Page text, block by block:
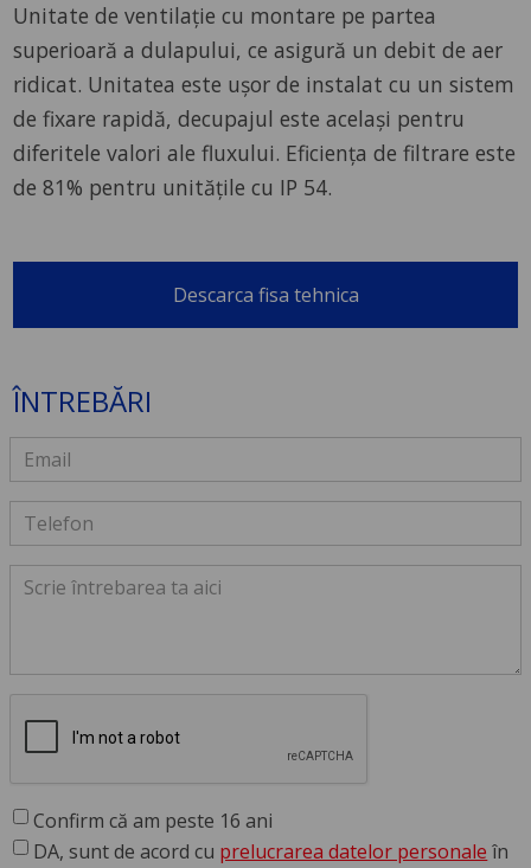
Unitate de ventilaţie cu montare pe partea
superioară a dulapului, ce asigură un debit de aer
ridicat. Unitatea este uşor de instalat cu un sistem
de fixare rapidă, decupajul este acelaşi pentru
diferitele valori ale fluxului. Eficiența de filtrare este
de 81% pentru unitățile cu IP 54.
Descarca fisa tehnica
ÎNTREBĂRI
Confirm că am peste 16 ani
DA, sunt de acord cu prelucrarea datelor personale în